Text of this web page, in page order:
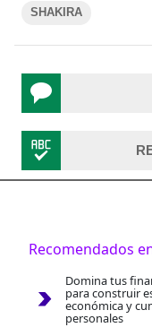
SHAKIRA
Recomendados
Domina tus
para construir
económica y
personales